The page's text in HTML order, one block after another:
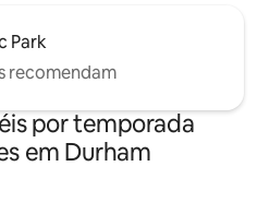
Park
recomendam
por temporada
em Durham